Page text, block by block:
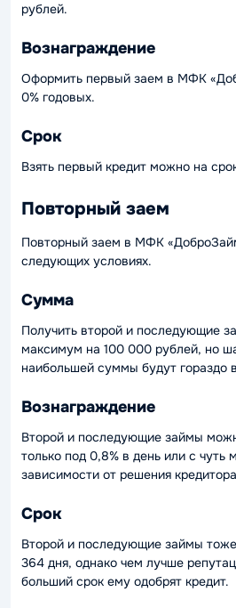
рублей.
Вознаграждение
Оформить первый заем в МФК
0% годовых.
Срок
Взять первый кредит можно на
Повторный заем
Повторный заем в МФК
следующих условиях.
Сумма
Получить второй и последующие
максимум на 100 000 рублей, но
наибольшей суммы будут гораздо
Вознаграждение
Второй и последующие займы
только под 0,8% в день или с
зависимости от решения
Срок
Второй и последующие займы
364 дня, однако чем лучше
больший срок ему одобрят кредит.